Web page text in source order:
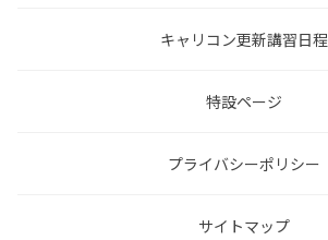
キャリコン更新講習日程
特設ページ
プライバシーポリシー
サイトマップ